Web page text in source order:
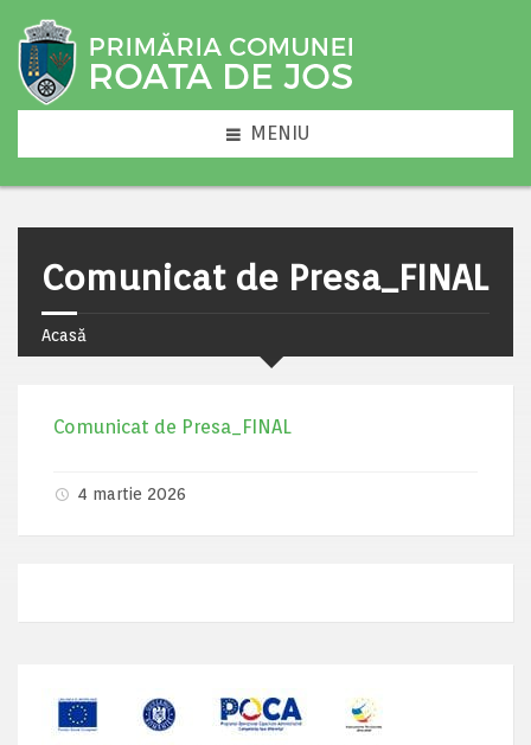
MENIU
Comunicat de Presa_FINAL
Acasă
Comunicat de Presa_FINAL
4 martie 2026